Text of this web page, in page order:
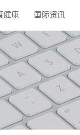
健康 国际资讯